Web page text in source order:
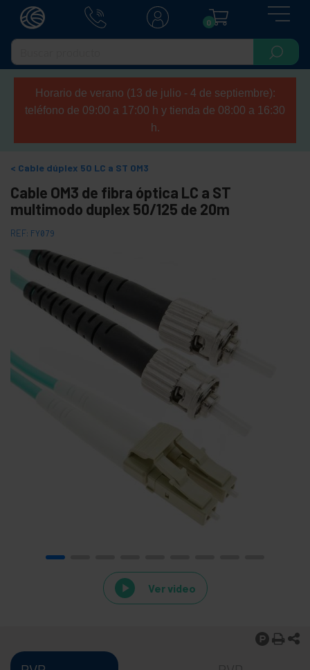
0
Horario de verano (13 de julio - 4 de septiembre):
teléfono de 09:00 a 17:00 h y tienda de 08:00 a 16:30
h.
Cable dúplex 50 LC a ST OM3
Cable OM3 de fibra óptica LC a ST
multimodo duplex 50/125 de 20m
REF: FY079
Ver video